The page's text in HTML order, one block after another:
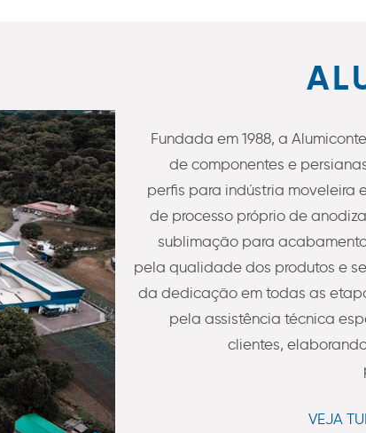
Fundada em 1988, a
de componentes e
perfis para indústria moveleira
de processo próprio de
sublimação para
pela qualidade dos produtos e
da dedicação em todas as
pela assistência técnica
clientes,
VEJA